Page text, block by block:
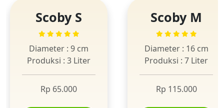
Scoby S
Diameter : 9 cm
Produksi : 3 Liter
Rp 65.000
Scoby M
Diameter : 16 cm
Produksi : 7 Liter
Rp 115.000